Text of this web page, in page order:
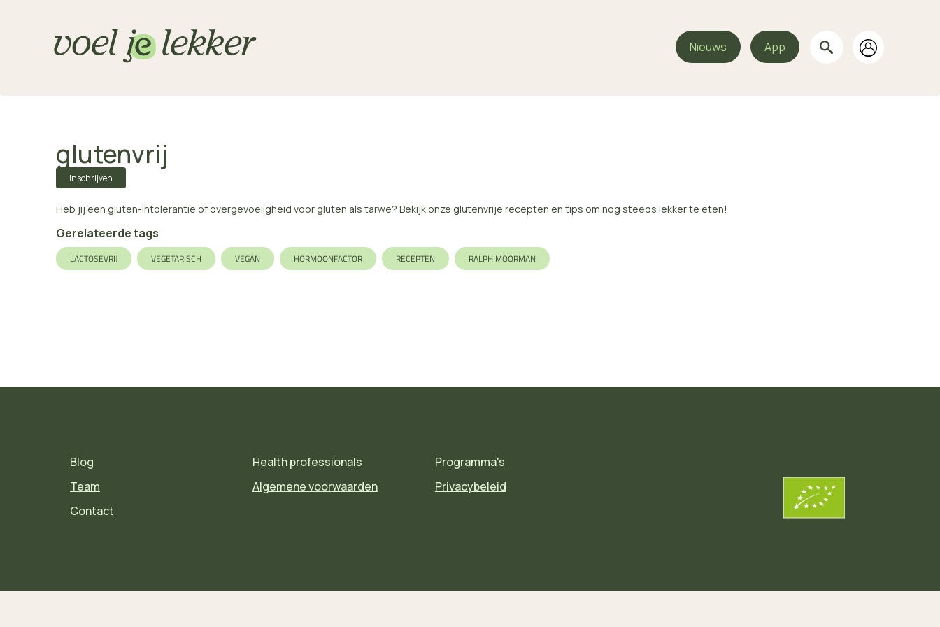
Nieuws App
glutenvrij
Inschrijven
Heb jij een gluten-intolerantie of overgevoeligheid voor gluten als tarwe? Bekijk onze glutenvrije recepten en tips om nog steeds lekker te eten!
Gerelateerde tags
LACTOSEVRIJ VEGETARISCH VEGAN HORMOONFACTOR RECEPTEN RALPH MOORMAN
Blog
Team
Contact
Health professionals
Algemene voorwaarden
Programma's
Privacybeleid